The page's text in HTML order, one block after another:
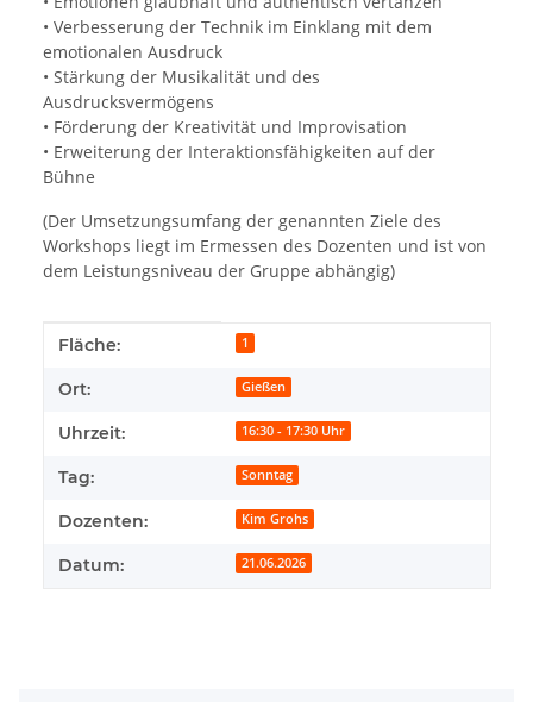
• Verbesserung der Technik im Einklang mit dem
emotionalen Ausdruck
• Stärkung der Musikalität und des
Ausdrucksvermögens
• Förderung der Kreativität und Improvisation
• Erweiterung der Interaktionsfähigkeiten auf der
Bühne
(Der Umsetzungsumfang der genannten Ziele des
Workshops liegt im Ermessen des Dozenten und ist von
dem Leistungsniveau der Gruppe abhängig)
Produkteigenschaft
Wert
Fläche: 1
Ort: Gießen
Uhrzeit: 16:30 - 17:30 Uhr
Tag: Sonntag
Dozenten: Kim Grohs
Datum: 21.06.2026